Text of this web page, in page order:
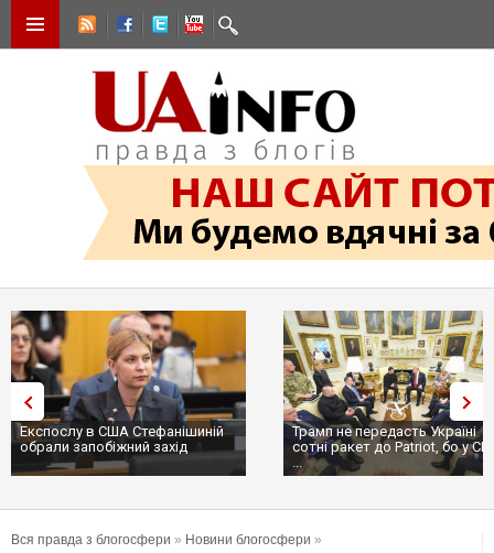
Експослу в США Стефанішиній
обрали запобіжний захід
Трамп не передасть Україні
сотні ракет до Patriot, бо у
...
Вся правда з блогосфери » Новини блогосфери »